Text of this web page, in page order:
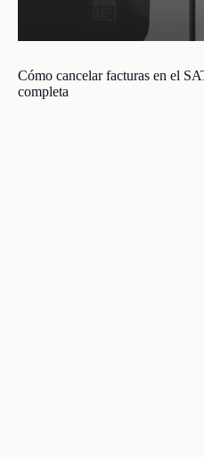
Cómo cancelar facturas en el
completa